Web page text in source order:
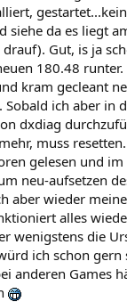
siehe da es liegt
Gut, is ja
180.48 runter.
kram gecleant
Sobald ich aber in
dxdiag
muss
gelesen und
neu-aufsetzen
aber wieder
alles
wenigstens die
ich schon
anderen Games